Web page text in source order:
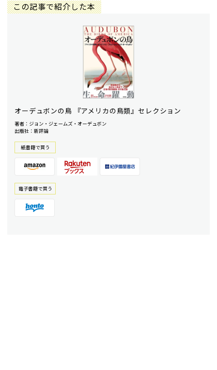
この記事で紹介した本
オーデュボンの鳥 『アメリカの鳥類』セレクション
著者：ジョン・ジェームズ・オーデュボン
出版社：新評論
紙書籍で買う
電⼦書籍で買う